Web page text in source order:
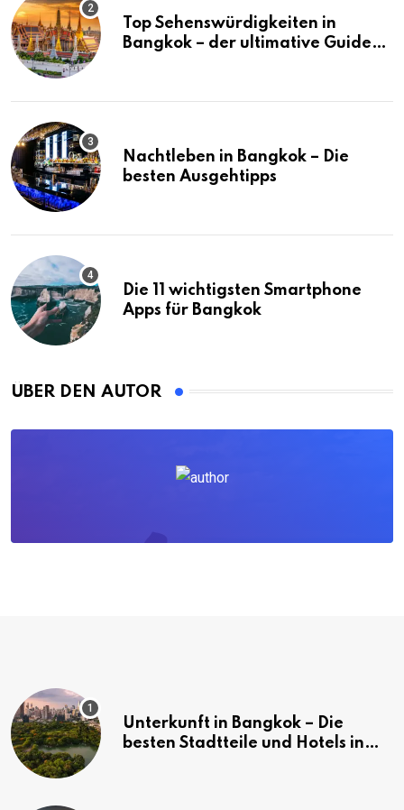
Top Sehenswürdigkeiten in
Bangkok – der ultimative Guide
Nachtleben in Bangkok – Die
besten Ausgehtipps
Die 11 wichtigsten Smartphone
Apps für Bangkok
ÜBER DEN AUTOR
Unterkunft in Bangkok – Die
besten Stadtteile und Hotels in